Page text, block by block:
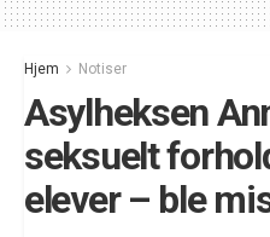
Hjem Notiser
Asylheksen
seksuelt
elever – ble